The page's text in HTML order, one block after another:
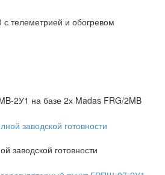
телеметрией и обогревом
2У1 на базе 2х Madas FRG/2MB
готовности